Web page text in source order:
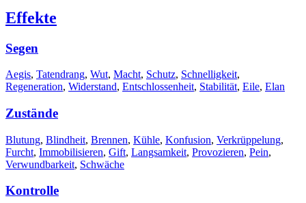
Effekte
Segen
Aegis, Tatendrang, Wut, Macht, Schutz, Schnelligkeit,
Regeneration, Widerstand, Entschlossenheit, Stabilität, Eile, Elan
Zustände
Blutung, Blindheit, Brennen, Kühle, Konfusion, Verkrüppelung,
Furcht, Immobilisieren, Gift, Langsamkeit, Provozieren, Pein,
Verwundbarkeit, Schwäche
Kontrolle